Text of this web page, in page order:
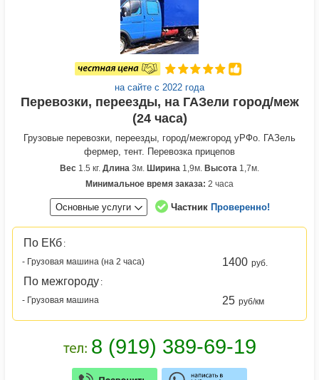
на сайте с 2022 года
Перевозки, переезды, на ГАЗели город/меж
(24 часа)
Грузовые перевозки, переезды, город/межгород уРФо. ГАЗель
фермер, тент. Перевозка прицепов
Вес 1.5 кг. Длина 3м. Ширина 1,9м. Высота 1,7м.
Минимальное время заказа: 2 часа
Основные услуги Частник Проверенно!
По ЕКб :
- Грузовая машина (на 2 часа)
1400 руб.
По межгороду :
- Грузовая машина
25 руб/км